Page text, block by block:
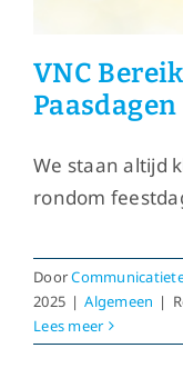
VNC
Paasdagen
We staan altijd
rondom
Door
2025 | Algemeen |
Lees meer